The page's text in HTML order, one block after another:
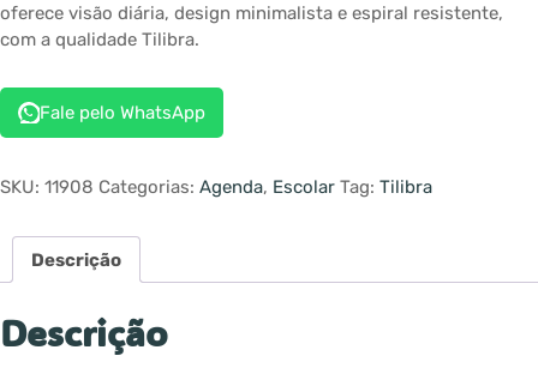
oferece visão diária, design minimalista e espiral resistente,
com a qualidade Tilibra.
Fale pelo WhatsApp
SKU: 11908 Categorias: Agenda, Escolar Tag: Tilibra
Descrição
Descrição